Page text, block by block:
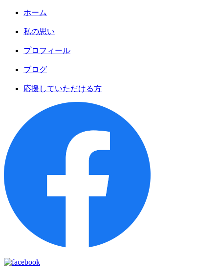
ホーム
私の思い
プロフィール
ブログ
応援していただける方